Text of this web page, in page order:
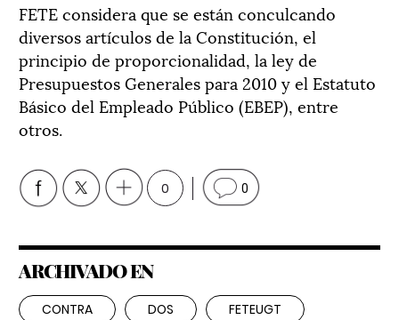
FETE considera que se están conculcando
diversos artículos de la Constitución, el
principio de proporcionalidad, la ley de
Presupuestos Generales para 2010 y el Estatuto
Básico del Empleado Público (EBEP), entre
otros.
0 0
ARCHIVADO EN
CONTRA DOS FETEUGT